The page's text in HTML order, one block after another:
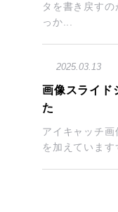
タを書き戻す
っか...
2025.03.13
画像スライド
た
アイキャッチ
を加えています